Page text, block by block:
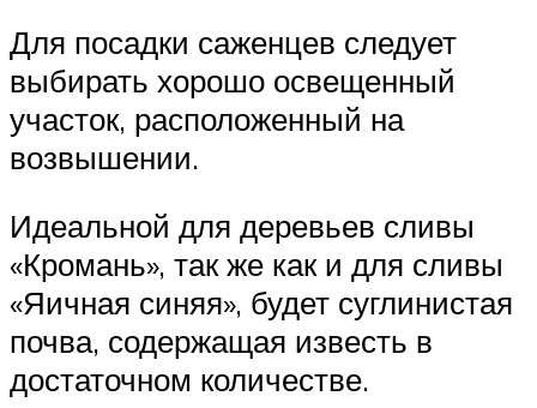
Для посадки саженцев следует
выбирать хорошо освещенный
участок, расположенный на
возвышении.
Идеальной для деревьев сливы
«Кромань», так же как и для сливы
«Яичная синяя», будет суглинистая
почва, содержащая известь в
достаточном количестве.